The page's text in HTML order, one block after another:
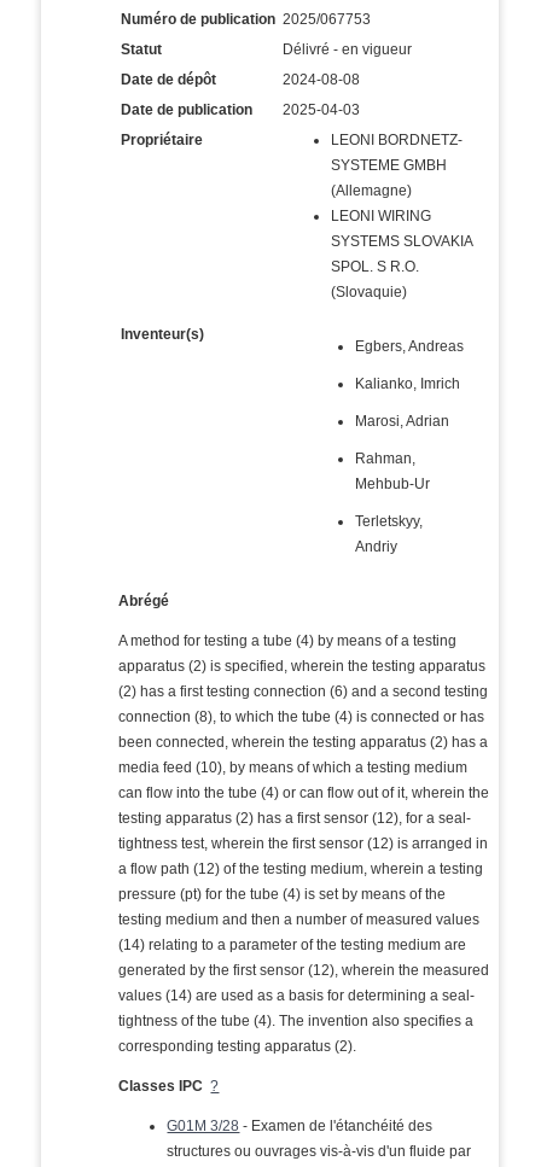
Numéro de publication 2025/067753
Statut
Délivré - en vigueur
Date de dépôt
2024-08-08
Date de publication
2025-04-03
Propriétaire
LEONI BORDNETZ-
SYSTEME GMBH
(Allemagne)
LEONI WIRING
SYSTEMS SLOVAKIA
SPOL. S R.O.
(Slovaquie)
Inventeur(s)
Egbers, Andreas
Kalianko, Imrich
Marosi, Adrian
Rahman,
Mehbub-Ur
Terletskyy,
Andriy
Abrégé
A method for testing a tube (4) by means of a testing
apparatus (2) is specified, wherein the testing apparatus
(2) has a first testing connection (6) and a second testing
connection (8), to which the tube (4) is connected or has
been connected, wherein the testing apparatus (2) has a
media feed (10), by means of which a testing medium
can flow into the tube (4) or can flow out of it, wherein the
testing apparatus (2) has a first sensor (12), for a seal-
tightness test, wherein the first sensor (12) is arranged in
a flow path (12) of the testing medium, wherein a testing
pressure (pt) for the tube (4) is set by means of the
testing medium and then a number of measured values
(14) relating to a parameter of the testing medium are
generated by the first sensor (12), wherein the measured
values (14) are used as a basis for determining a seal-
tightness of the tube (4). The invention also specifies a
corresponding testing apparatus (2).
Classes IPC ?
G01M 3/28 - Examen de l'étanchéité des
structures ou ouvrages vis-à-vis d'un fluide par